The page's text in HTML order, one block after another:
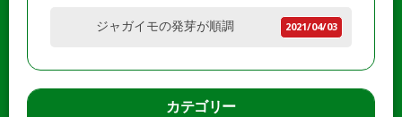
ジャガイモの発芽が順調 2021/04/03
カテゴリー